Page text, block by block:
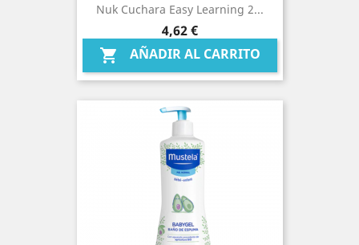
Nuk Cuchara Easy Learning 2...
Precio
4,62 €
 AÑADIR AL CARRITO